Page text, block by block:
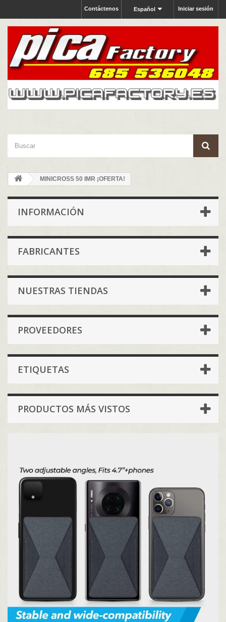
Iniciar sesión
Español
Contáctenos
MINICROSS 50 IMR ¡OFERTA!
INFORMACIÓN
FABRICANTES
NUESTRAS TIENDAS
PROVEEDORES
ETIQUETAS
PRODUCTOS MÁS VISTOS